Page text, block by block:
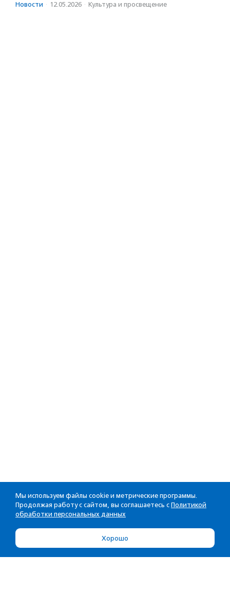
Новости · 12.05.2026 · Культура и просвещение
Мы используем файлы cookie и метрические программы.
Продолжая работу с сайтом, вы соглашаетесь с Политикой
обработки персональных данных
Хорошо